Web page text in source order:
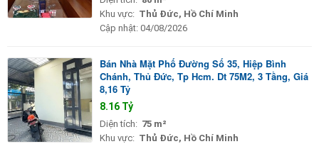
Khu vực: Thủ Đức, Hồ Chí Minh
Cập nhật: 04/08/2026
Bán Nhà Mặt Phố Đường Số 35, Hiệp Bình
Chánh, Thủ Đức, Tp Hcm. Dt 75M2, 3 Tầng, Giá
8,16 Tỷ
8.16 Tỷ
Diện tích: 75 m²
Khu vực: Thủ Đức, Hồ Chí Minh